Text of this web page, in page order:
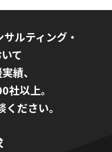
ルティング・
て
績、
社以上。
ださい。